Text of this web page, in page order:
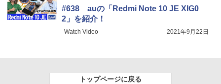
#638 auの「Redmi Note 10 JE XIG0
2」を紹介！
Watch Video 2021年9月22日
トップページに戻る